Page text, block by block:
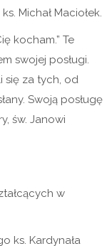
Michał Maciołek.
kocham.” Te
swojej posługi.
się za tych, od
Swoją posługę
św. Janowi
w
ks. Kardynała